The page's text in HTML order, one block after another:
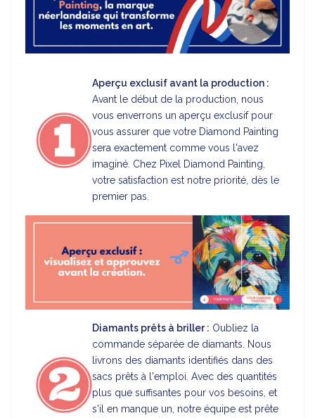
Aperçu exclusif avant la production :
Avant le début de la production, nous
vous enverrons un aperçu exclusif pour
vous assurer que votre Diamond Painting
sera exactement comme vous l'avez
imaginé. Chez Pixel Diamond Painting,
votre satisfaction est notre priorité, dès le
premier pas.
Diamants prêts à briller : Oubliez la
commande séparée de diamants. Nous
livrons des diamants identifiés dans des
sacs prêts à l'emploi. Avec des quantités
plus que suffisantes pour vos besoins, et
s'il en manque un, notre équipe est prête